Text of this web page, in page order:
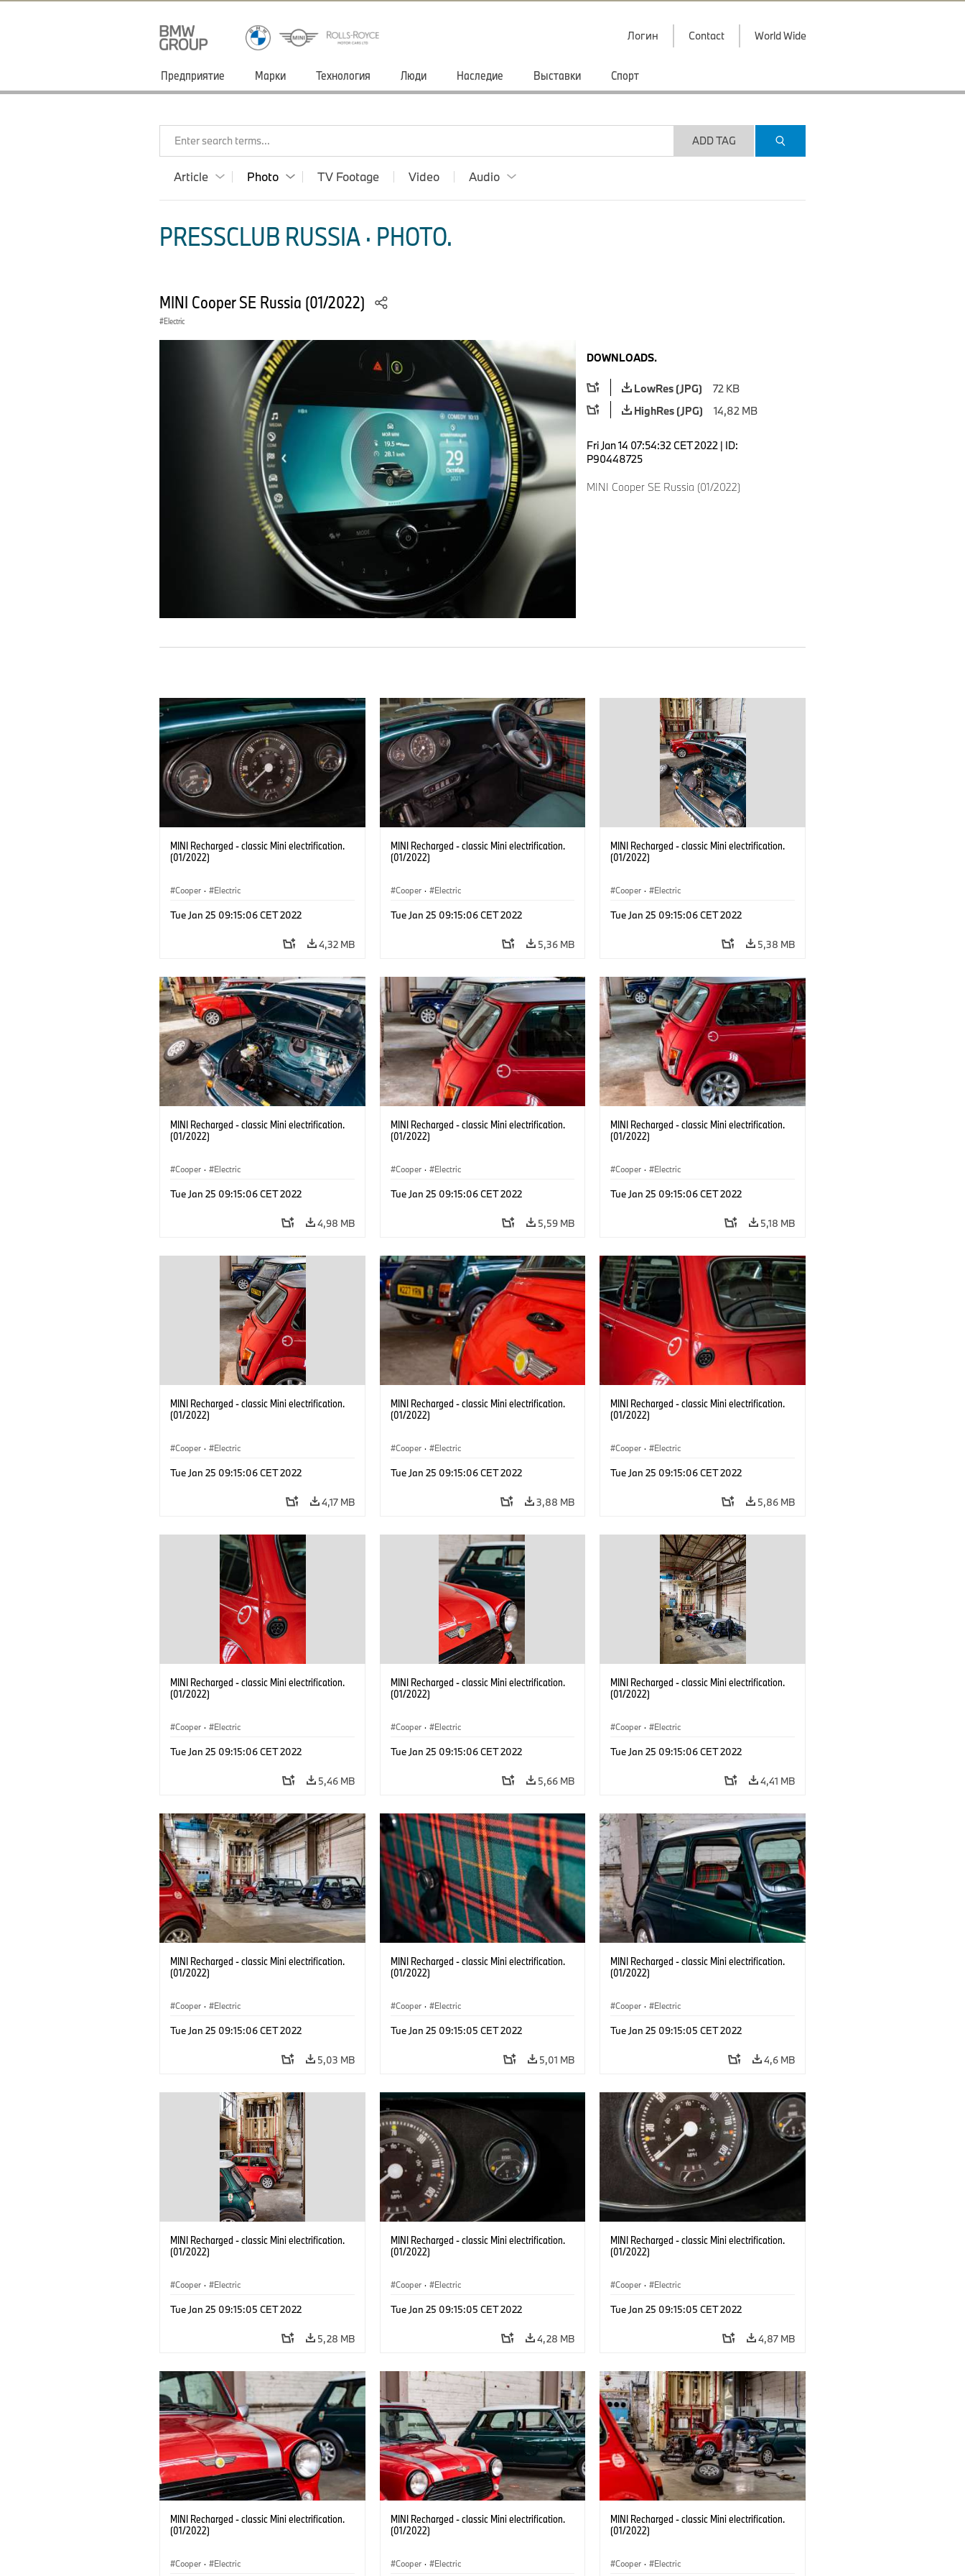
Логин Contact World Wide
Предприятие Марки Технология Люди Наследие Выставки Cпорт
Enter search terms... ADD TAG
Article Photo TV Footage Video Audio
PRESSCLUB RUSSIA · PHOTO.
MINI Cooper SE Russia (01/2022)
Electric
DOWNLOADS.
LowRes (JPG)
72 KB
HighRes (JPG)
14,82 MB
Fri Jan 14 07:54:32 CET 2022 | ID:
P90448725
MINI Cooper SE Russia (01/2022)
MINI Recharged - classic Mini electrification.
(01/2022)
Cooper · Electric
Tue Jan 25 09:15:06 CET 2022
4,32 MB
MINI Recharged - classic Mini electrification.
(01/2022)
Cooper · Electric
Tue Jan 25 09:15:06 CET 2022
5,36 MB
MINI Recharged - classic Mini electrification.
(01/2022)
Cooper · Electric
Tue Jan 25 09:15:06 CET 2022
5,38 MB
MINI Recharged - classic Mini electrification.
(01/2022)
Cooper · Electric
Tue Jan 25 09:15:06 CET 2022
4,98 MB
MINI Recharged - classic Mini electrification.
(01/2022)
Cooper · Electric
Tue Jan 25 09:15:06 CET 2022
5,59 MB
MINI Recharged - classic Mini electrification.
(01/2022)
Cooper · Electric
Tue Jan 25 09:15:06 CET 2022
5,18 MB
MINI Recharged - classic Mini electrification.
(01/2022)
Cooper · Electric
Tue Jan 25 09:15:06 CET 2022
4,17 MB
MINI Recharged - classic Mini electrification.
(01/2022)
Cooper · Electric
Tue Jan 25 09:15:06 CET 2022
3,88 MB
MINI Recharged - classic Mini electrification.
(01/2022)
Cooper · Electric
Tue Jan 25 09:15:06 CET 2022
5,86 MB
MINI Recharged - classic Mini electrification.
(01/2022)
Cooper · Electric
Tue Jan 25 09:15:06 CET 2022
5,46 MB
MINI Recharged - classic Mini electrification.
(01/2022)
Cooper · Electric
Tue Jan 25 09:15:06 CET 2022
5,66 MB
MINI Recharged - classic Mini electrification.
(01/2022)
Cooper · Electric
Tue Jan 25 09:15:06 CET 2022
4,41 MB
MINI Recharged - classic Mini electrification.
(01/2022)
Cooper · Electric
Tue Jan 25 09:15:06 CET 2022
5,03 MB
MINI Recharged - classic Mini electrification.
(01/2022)
Cooper · Electric
Tue Jan 25 09:15:05 CET 2022
5,01 MB
MINI Recharged - classic Mini electrification.
(01/2022)
Cooper · Electric
Tue Jan 25 09:15:05 CET 2022
4,6 MB
MINI Recharged - classic Mini electrification.
(01/2022)
Cooper · Electric
Tue Jan 25 09:15:05 CET 2022
5,28 MB
MINI Recharged - classic Mini electrification.
(01/2022)
Cooper · Electric
Tue Jan 25 09:15:05 CET 2022
4,28 MB
MINI Recharged - classic Mini electrification.
(01/2022)
Cooper · Electric
Tue Jan 25 09:15:05 CET 2022
4,87 MB
MINI Recharged - classic Mini electrification.
(01/2022)
Cooper · Electric
MINI Recharged - classic Mini electrification.
(01/2022)
Cooper · Electric
MINI Recharged - classic Mini electrification.
(01/2022)
Cooper · Electric